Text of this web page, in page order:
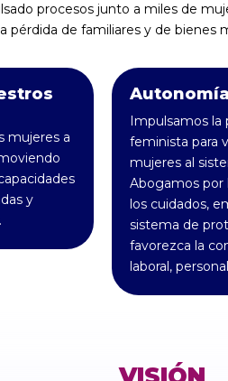
procesos junto a miles de
pérdida de familiares y de bienes
mujeres a
y
Impulsamos
feminista para
mujeres al
Abogamos por
los cuidados,
sistema de
favorezca la
laboral,